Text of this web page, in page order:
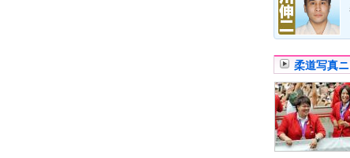
柔道写真